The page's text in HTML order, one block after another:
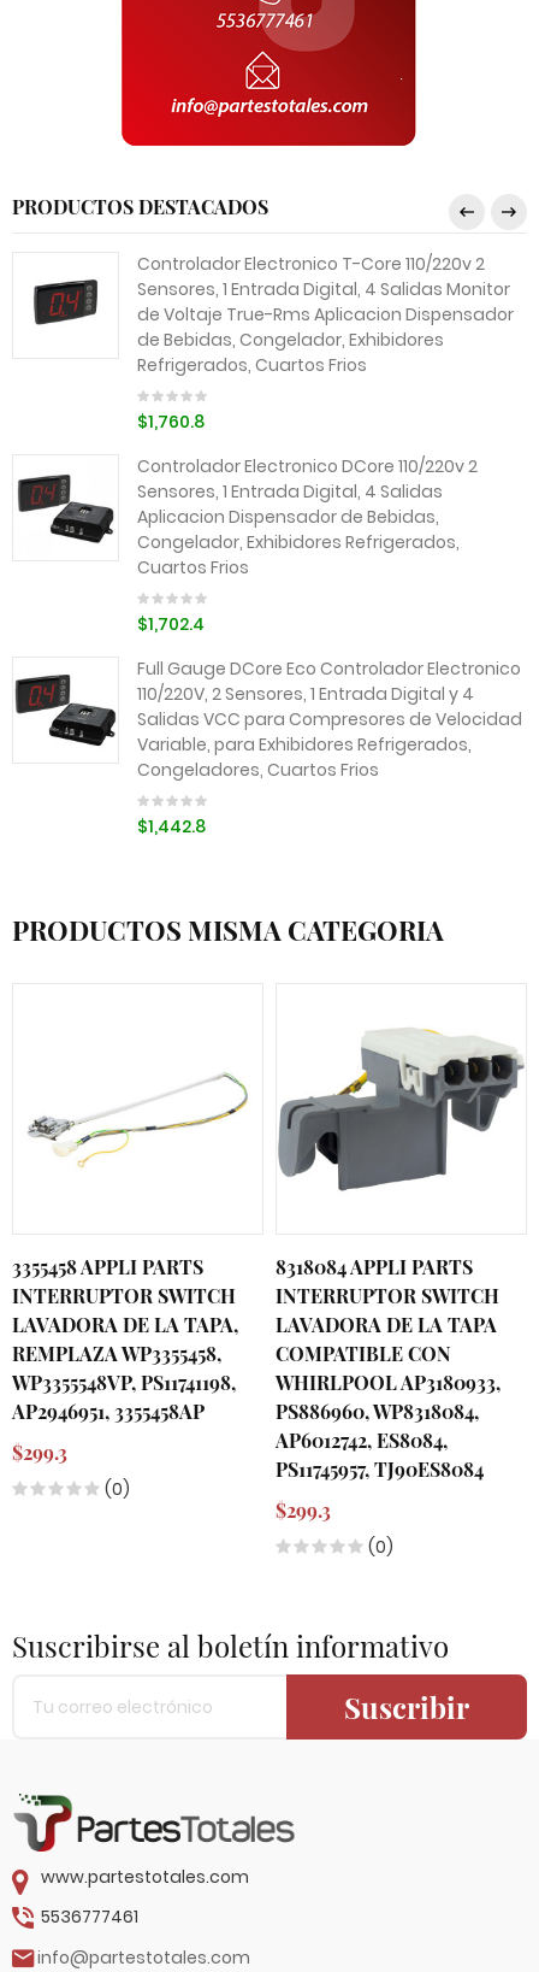
PRODUCTOS DESTACADOS
Controlador Electronico T-Core 110/220v 2
Sensores, 1 Entrada Digital, 4 Salidas Monitor
de Voltaje True-Rms Aplicacion Dispensador
de Bebidas, Congelador, Exhibidores
Refrigerados, Cuartos Frios
$1,760.8
Controlador Electronico DCore 110/220v 2
Sensores, 1 Entrada Digital, 4 Salidas
Aplicacion Dispensador de Bebidas,
Congelador, Exhibidores Refrigerados,
Cuartos Frios
$1,702.4
Full Gauge DCore Eco Controlador Electronico
110/220V, 2 Sensores, 1 Entrada Digital y 4
Salidas VCC para Compresores de Velocidad
Variable, para Exhibidores Refrigerados,
Congeladores, Cuartos Frios
$1,442.8
PRODUCTOS MISMA CATEGORIA
3355458 APPLI PARTS
INTERRUPTOR SWITCH
LAVADORA DE LA TAPA,
REMPLAZA WP3355458,
WP3355548VP, PS11741198,
AP2946951, 3355458AP
$299.3
(0)
8318084 APPLI PARTS
INTERRUPTOR SWITCH
LAVADORA DE LA TAPA
COMPATIBLE CON
WHIRLPOOL AP3180933,
PS886960, WP8318084,
AP6012742, ES8084,
PS11745957, TJ90ES8084
$299.3
(0)
Suscribirse al boletín informativo
Suscribir
www.partestotales.com
5536777461
info@partestotales.com